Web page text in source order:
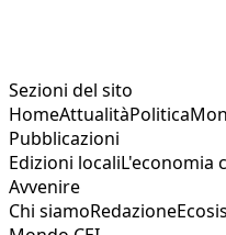
Sezioni del sito
HomeAttualitàPolitica
Pubblicazioni
Edizioni localiL'economia
Avvenire
Chi siamoRedazione